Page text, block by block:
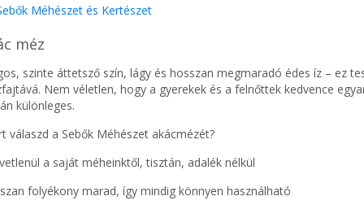
Méhészet és Kertészet
méz
szinte áttetsző szín, lágy és hosszan megmaradó édes íz – ez
Nem véletlen, hogy a gyerekek és a felnőttek kedvence
különleges.
válaszd a Sebők Méhészet akácmézét?
a saját méheinktől, tisztán, adalék nélkül
folyékony marad, így mindig könnyen használható